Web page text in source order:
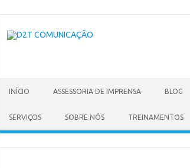
content
INÍCIO ASSESSORIA DE IMPRENSA BLOG
SERVIÇOS SOBRE NÓS TREINAMENTOS